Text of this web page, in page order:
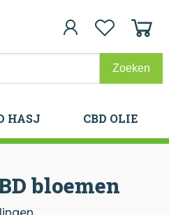
HASJ CBD OLIE
HASJ CBD OLIE
bloemen